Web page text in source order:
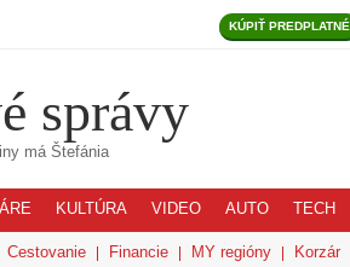
KÚPIŤ PREDPLATNÉ
správy
má Štefánia
KULTÚRA VIDEO AUTO TECH
Cestovanie Financie MY regióny Korzár